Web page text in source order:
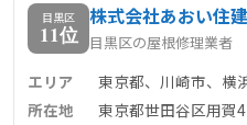
目黒区
11位
株式会社あおい住建
目黒区の屋根修理業者
エリア
東京都、川崎市、横
所在地
東京都世田谷区用賀